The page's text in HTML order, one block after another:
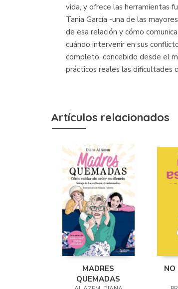
vida, y ofrece las herramientas
Tania García -una de las
de esa relación y cómo
cuándo intervenir en sus
completo, concebido desde el
prácticos reales las dificultades
Artículos relacionados
MADRES
QUEMADAS
NO